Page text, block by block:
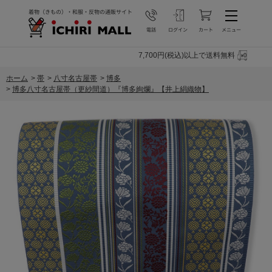
7,700円(税込)以上で送料無料
ホーム > 帯 > 八寸名古屋帯 > 博多
> 博多八寸名古屋帯（更紗間道）『博多絢爛』【井上絹織物】